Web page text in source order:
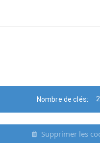
Nombre de clés:
Supprimer les